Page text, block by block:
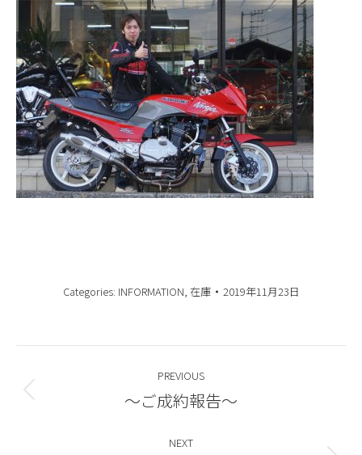
Categories: INFORMATION, 在庫 2019年11月23日
navigation
PREVIOUS
Previous
～ご成約報告～
NEXT